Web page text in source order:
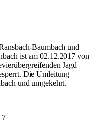
Baumbach und
ist am 02.12.2017 von
Jagd
Die Umleitung
und umgekehrt.